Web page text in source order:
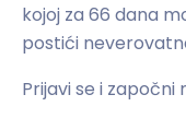
kojoj za 66 dana
postići
Prijavi se i započni